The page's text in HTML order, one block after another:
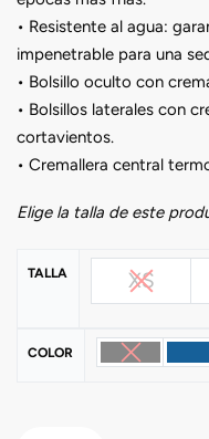
• Resistente al agua:
impenetrable para una
• Bolsillo oculto con
• Bolsillos laterales con
cortavientos.
• Cremallera central
Elige la talla de este
TALLA XS
COLOR